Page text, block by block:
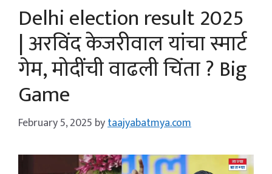
Delhi election result 2025
| अरविंद केजरीवाल यांचा स्मार्ट
गेम, मोदींची वाढली चिंता ? Big
Game
February 5, 2025 bytaajyabatmya.com